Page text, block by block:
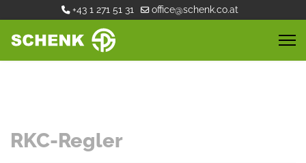
+43 1 271 51 31 office@schenk.co.at
RKC-Regler